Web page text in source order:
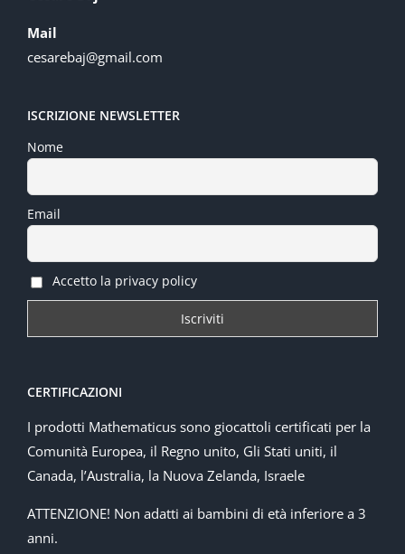
Mail
cesarebaj@gmail.com
ISCRIZIONE NEWSLETTER
Nome
Email
Accetto la privacy policy
CERTIFICAZIONI
I prodotti Mathematicus sono giocattoli certificati per la
Comunità Europea, il Regno unito, Gli Stati uniti, il
Canada, l’Australia, la Nuova Zelanda, Israele
ATTENZIONE! Non adatti ai bambini di età inferiore a 3
anni.